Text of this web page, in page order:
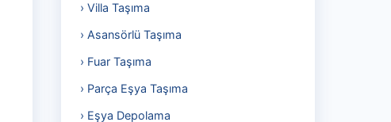
› Villa Taşıma
› Asansörlü Taşıma
› Fuar Taşıma
› Parça Eşya Taşıma
› Eşya Depolama